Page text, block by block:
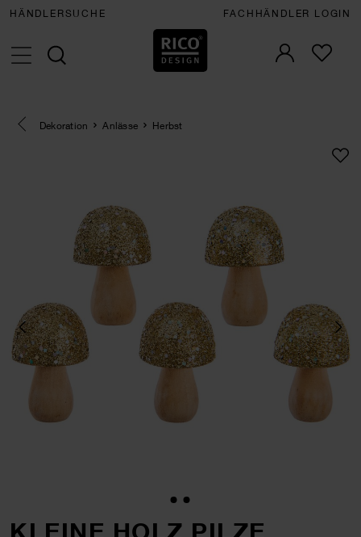
HÄNDLERSUCHE FACHHÄNDLER LOGIN
Eine Kategorie zurück navigieren
Dekoration Anlässe Herbst
KLEINE HOLZ PILZE